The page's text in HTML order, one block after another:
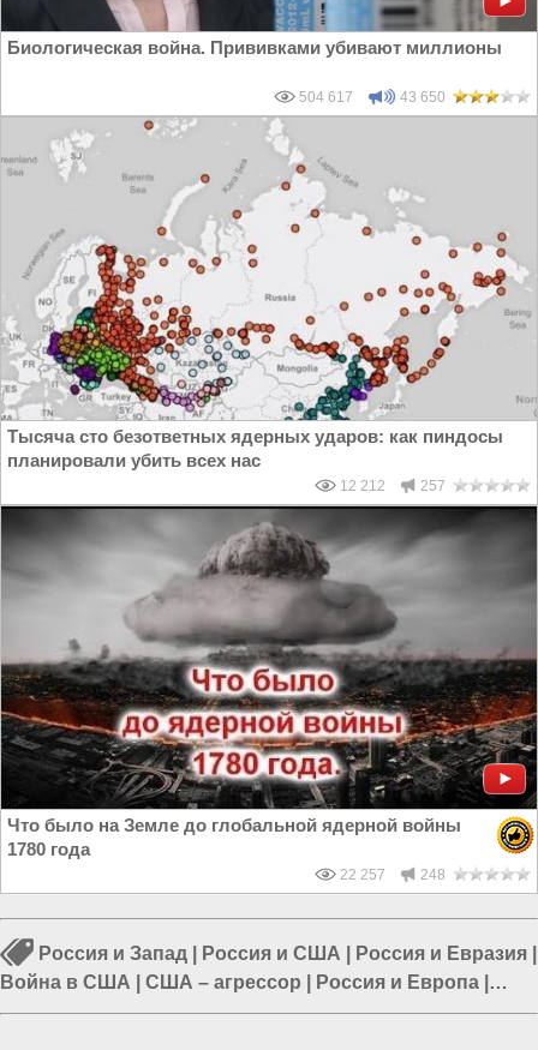
Биологическая война. Прививками убивают миллионы
504 617 43 650
Тысяча сто безответных ядерных ударов: как пиндосы
планировали убить всех нас
12 212 257
Что было на Земле до глобальной ядерной войны
1780 года
22 257 248
Россия и Запад Россия и США Россия и Евразия
Война в США
США – агрессор Россия и Европа
Россия и Украина